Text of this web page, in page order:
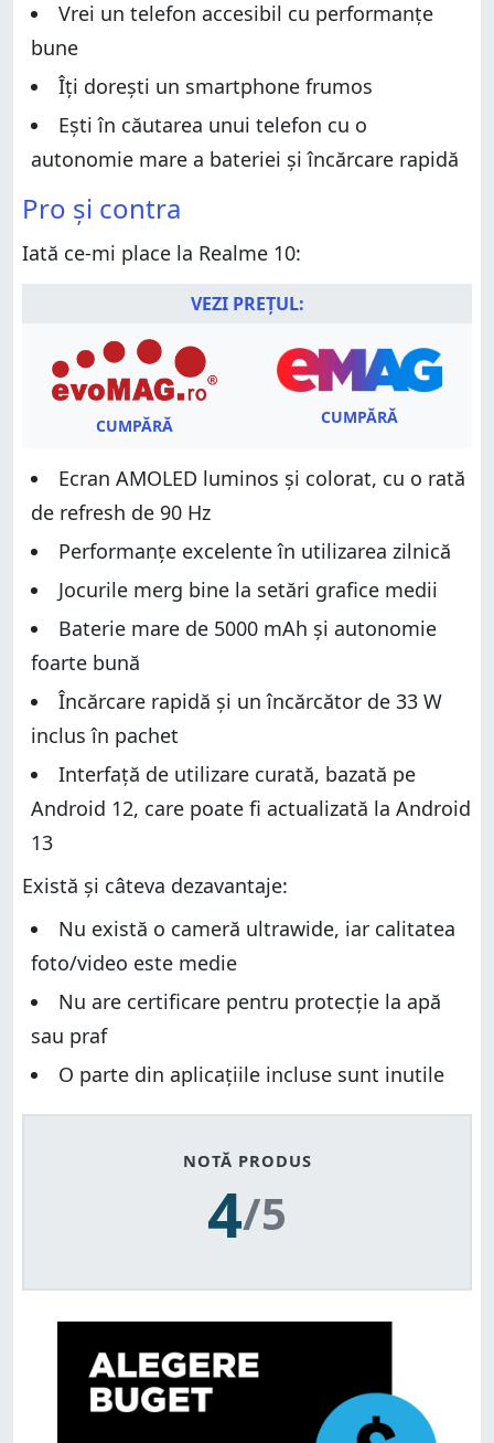
Experiența de utilizare a camerelor pe Realme 10
incluse
Performanță în benchmarkuri
Ce părere ai despre Realme 10?
Experiența de utilizare a smartphone-ului Realme 10
Experiența de utilizare a camerelor pe Realme 10
Android 12 (actualizabil la Android 13) și aplicațiile
incluse
Performanță în benchmarkuri
Vrei un telefon accesibil cu performanțe
bune
Îți dorești un smartphone frumos
Ești în căutarea unui telefon cu o
autonomie mare a bateriei și încărcare rapidă
Pro și contra
Iată ce-mi place la Realme 10:
VEZI PREȚUL:
CUMPĂRĂ CUMPĂRĂ
Ecran AMOLED luminos și colorat, cu o rată
de refresh de 90 Hz
Performanțe excelente în utilizarea zilnică
Jocurile merg bine la setări grafice medii
Baterie mare de 5000 mAh și autonomie
foarte bună
Încărcare rapidă și un încărcător de 33 W
inclus în pachet
Interfață de utilizare curată, bazată pe
Android 12, care poate fi actualizată la Android
13
Există și câteva dezavantaje:
Nu există o cameră ultrawide, iar calitatea
foto/video este medie
Nu are certificare pentru protecție la apă
sau praf
O parte din aplicațiile incluse sunt inutile
NOTĂ PRODUS
4/5